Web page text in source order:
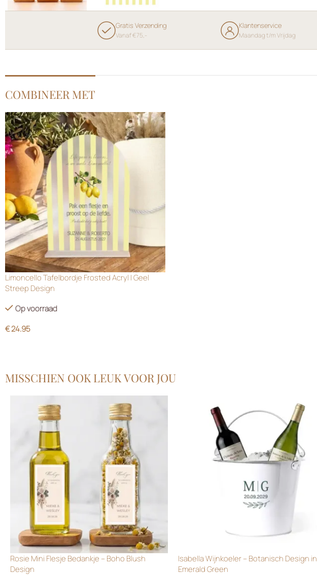
Gratis Verzending
Vanaf €75,-
Klantenservice
Maandag t/m Vrijdag
COMBINEER MET
Limoncello Tafelbordje Frosted Acryl | Geel
Streep Design
Op voorraad
€24.95
MISSCHIEN OOK LEUK VOOR JOU
Rosie Mini Flesje Bedankje – Boho Blush
Design
Isabella Wijnkoeler – Botanisch Design in
Emerald Green